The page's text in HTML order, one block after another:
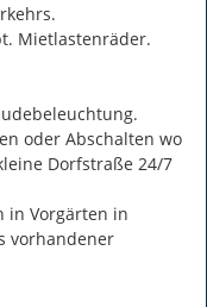
Mietlastenräder.
oder Abschalten wo
Dorfstraße 24/7
in Vorgärten in
vorhandener